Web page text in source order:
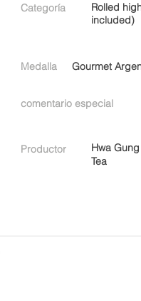
Categoría
Rolled
included)
Medalla Gourmet
comentario especial
Productor
Hwa
Tea